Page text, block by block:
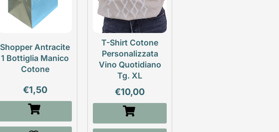
Shopper Antracite
1 Bottiglia Manico
Cotone
€1,50
T-Shirt Cotone
Personalizzata
Vino Quotidiano
Tg. XL
€10,00